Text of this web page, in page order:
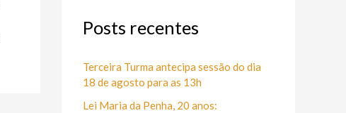
u
s
a
r
Posts recentes
Terceira Turma antecipa sessão do dia
18 de agosto para as 13h
Lei Maria da Penha, 20 anos: